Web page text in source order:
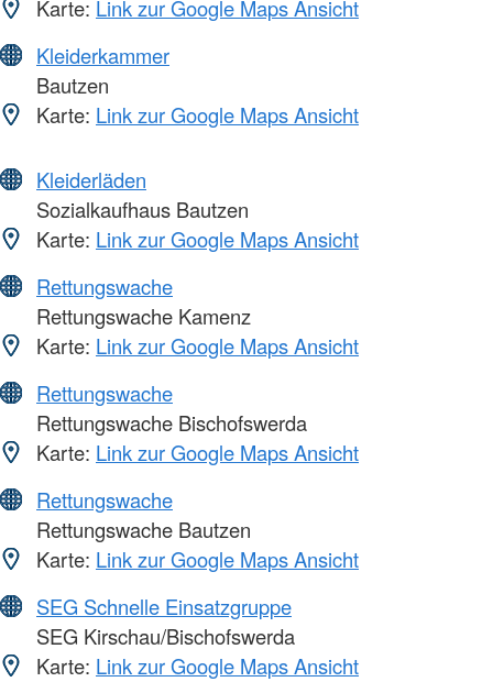
Karte: Link zur Google Maps Ansicht
Kleiderkammer
Bautzen
Karte: Link zur Google Maps Ansicht
Kleiderläden
Sozialkaufhaus Bautzen
Karte: Link zur Google Maps Ansicht
Rettungswache
Rettungswache Kamenz
Karte: Link zur Google Maps Ansicht
Rettungswache
Rettungswache Bischofswerda
Karte: Link zur Google Maps Ansicht
Rettungswache
Rettungswache Bautzen
Karte: Link zur Google Maps Ansicht
SEG Schnelle Einsatzgruppe
SEG Kirschau/Bischofswerda
Karte: Link zur Google Maps Ansicht